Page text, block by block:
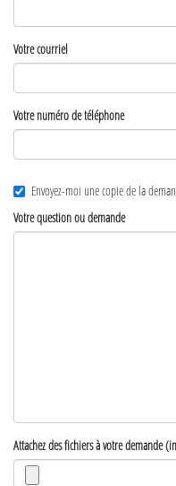
Votre courriel
Votre numéro de téléphone
Envoyez-moi une copie de la
Votre question ou demande
Attachez des fichiers à votre demande